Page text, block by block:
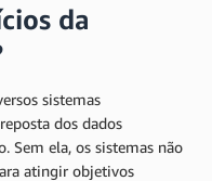
da
sistemas
dos dados
Sem ela, os sistemas não
atingir objetivos